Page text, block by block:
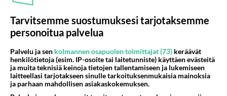
tosiaan. Yrittää niin olla herttaista ja kilttiä, vaikka
tosiasiassa yrit...
23.10.2013 18:16
KAUNIIT JA ROHKEAT Vastattu 12v
Brooke ja thorne?
Miks brooke ei yritä saada Thorne the thomppelii
Tarvitsemme suostumuksesi tarjotaksemme
personoitua palvelua
Palvelu ja sen kolmannen osapuolen toimittajat (73) keräävät
henkilötietoja (esim. IP-osoite tai laitetunniste) käyttäen evästeitä
ja muita teknisiä keinoja tietojen tallentamiseen ja lukemiseen
laitteellasi tarjotakseen sinulle tarkoituksenmukaisia mainoksia
ja parhaan mahdollisen asiakaskokemuksen.